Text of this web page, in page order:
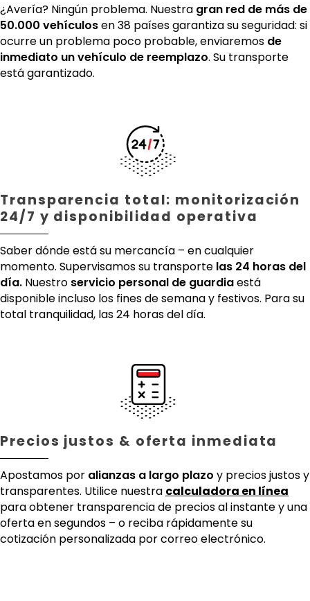
¿Avería? Ningún problema. Nuestra gran red de más de
50.000 vehículosen 38 países garantiza su seguridad: si
ocurre un problema poco probable, enviaremos de
inmediato un vehículo de reemplazo. Su transporte
está garantizado.
Transparencia total: monitorización
24/7 y disponibilidad operativa
Saber dónde está su mercancía – en cualquier
momento. Supervisamos su transporte las 24 horas del
día. Nuestro servicio personal de guardiaestá
disponible incluso los fines de semana y festivos. Para su
total tranquilidad, las 24 horas del día.
Precios justos & oferta inmediata
Apostamos por alianzas a largo plazo y precios justos y
transparentes. Utilice nuestra calculadora en línea
para obtener transparencia de precios al instante y una
oferta en segundos – o reciba rápidamente su
cotización personalizada por correo electrónico.